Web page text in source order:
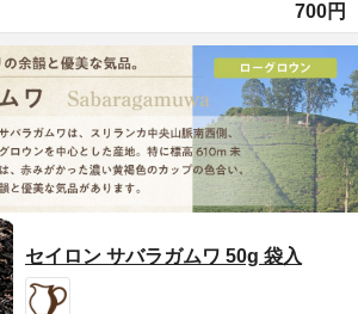
700円
セイロン サバラガムワ 50g 袋入